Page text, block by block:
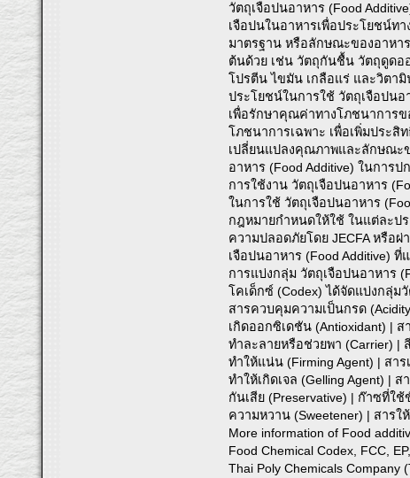
วัตถุเจือปนอาหาร (Food
เจือปนในอาหารเพื่อประโยชน์ท
มาตรฐาน หรือลักษณะของอาหา
ต้นด้วย เช่น วัตถุกันชื้น วัตถุดูดอ
โปรตีน ไขมัน เกลือแร่ และวิตามิ
ประโยชน์ในการใช้ วัตถุเจือปนอ
เพื่อรักษาคุณค่าทางโภชนาการข
โภชนาการเฉพาะ เพื่อเพิ่มประ
เปลี่ยนแปลงคุณภาพและลักษณะข
อาหาร (Food Additive) ในการ
การใช้งาน วัตถุเจือปนอาหาร
ในการใช้ วัตถุเจือปนอาหาร
กฎหมายกำหนดให้ใช้ ในแต่ละป
ความปลอดภัยโดย JECFA หรือผ่
เจือปนอาหาร (Food Additive)
การแบ่งกลุ่ม วัตถุเจือปนอาหาร
โคเด็กซ์ (Codex) ได้จัดแบ่งกลุ่
สารควบคุมความเป็นกรด
เกิดออกซิเดชัน (Antioxidant) |
ทำละลายหรือช่วยพา (Carrier) |
ทำให้แน่น (Firming Agent) | สา
ทำให้เกิดเจล (Gelling Agent) |
กันเสีย (Preservative) | ก๊าซที่ใ
ความหวาน (Sweetener) | สารใ
More information of Food
Food Chemical Codex, FCC,
Thai Poly Chemicals Company